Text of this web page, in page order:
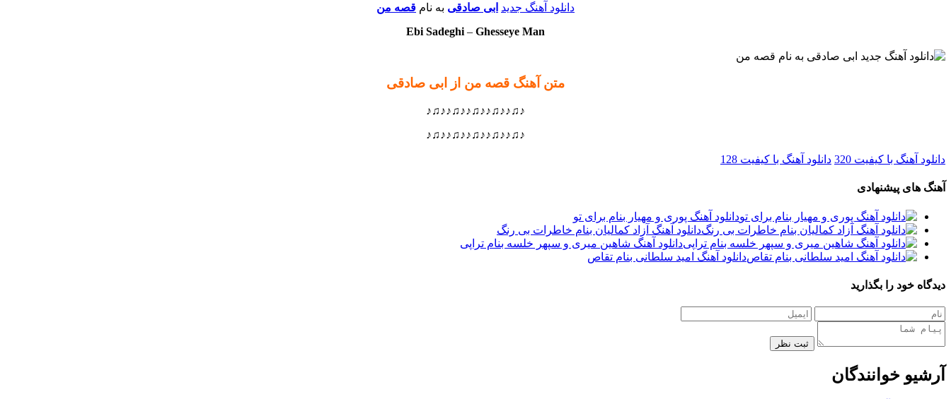
دانلود آهنگ جدید ابی صادقی به نام قصه من
Ebi Sadeghi – Ghesseye Man
متن آهنگ قصه من از ابی صادقی
♪♫♪♪♫♪♪♫♪♪♫♪♪♫♪
♪♫♪♪♫♪♪♫♪♪♫♪♪♫♪
دانلود آهنگ با کیفیت 320 دانلود آهنگ با کیفیت 128
آهنگ های پیشنهادی
دانلود آهنگ پوری و مهیار بنام برای تو
دانلود آهنگ آزاد کمالیان بنام خاطرات بی رنگ
دانلود آهنگ شاهین میری و سپهر خلسه بنام تراپی
دانلود آهنگ امید سلطانی بنام تقاص
دیدگاه خود را بگذارید
ثبت نظر
آرشیو خوانندگان